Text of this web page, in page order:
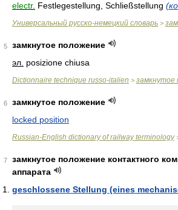
electr. Festlegestellung, Schließstellung
Универсальный русско-немецкий словарь >
5
замкнутое положение
эл. posizione chiusa
Dictionnaire technique russo-italien > замкнутое
6
замкнутое положение
locked position
Russian-English dictionary of railway terminology
7
замкнутое положение контактного
аппарата
geschlossene Stellung (eines